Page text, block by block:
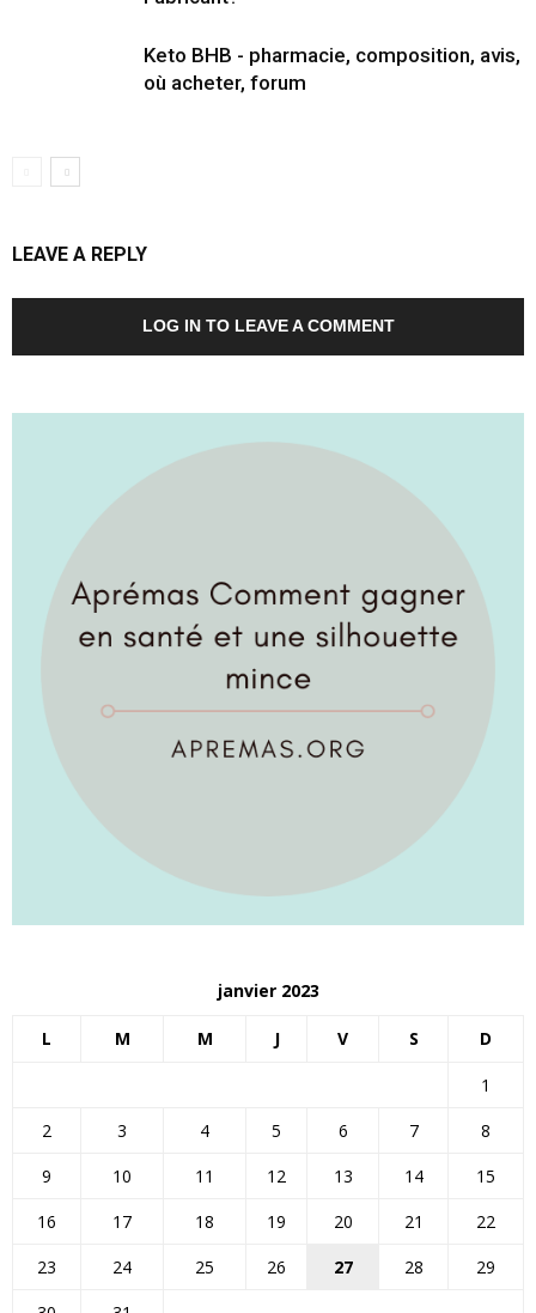
Keto BHB - pharmacie, composition, avis,
où acheter, forum
LEAVE A REPLY
LOG IN TO LEAVE A COMMENT
janvier 2023
L M M J V S D
1
2
3 4 5 6 7
8
9
10 11 12 13 14
15
16
17 18 19 20 21
22
23
24 25 26 27 28
29